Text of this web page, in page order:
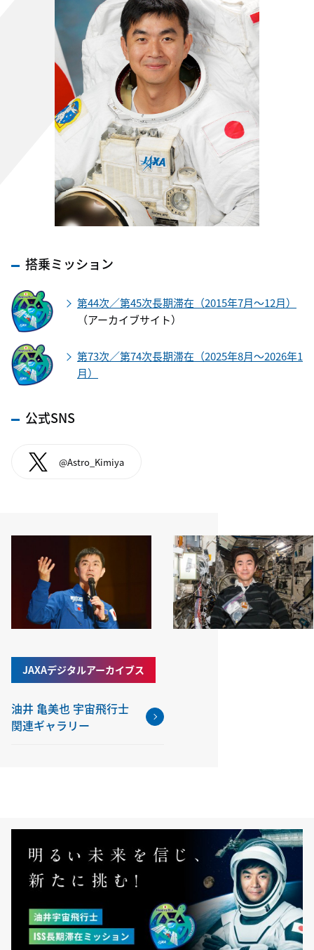
搭乗ミッション
第44次／第45次長期滞在（2015年7月～12月）
（アーカイブサイト）
第73次／第74次長期滞在（2025年8月～2026年1
月）
公式SNS
@Astro_Kimiya
JAXAデジタルアーカイブス
油井 亀美也 宇宙飛行士
関連ギャラリー